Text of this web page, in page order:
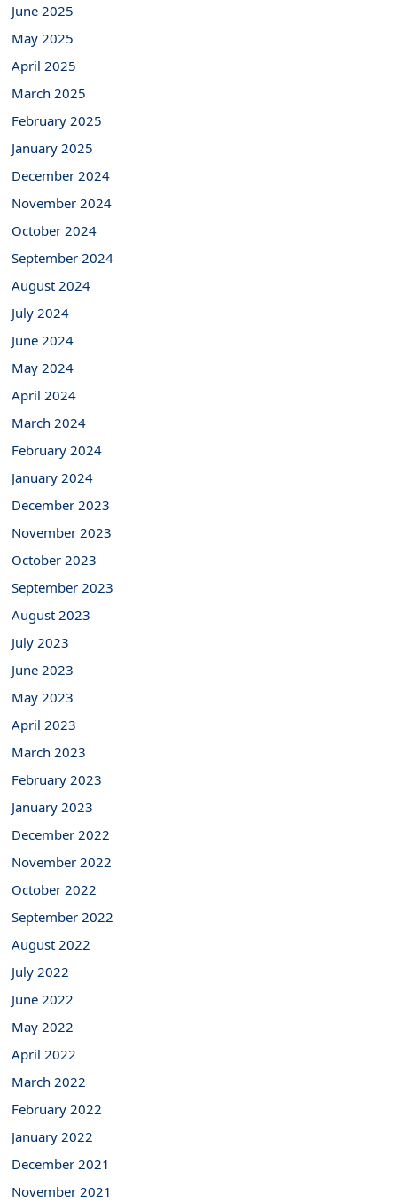
June 2025
May 2025
April 2025
March 2025
February 2025
January 2025
December 2024
November 2024
October 2024
September 2024
August 2024
July 2024
June 2024
May 2024
April 2024
March 2024
February 2024
January 2024
December 2023
November 2023
October 2023
September 2023
August 2023
July 2023
June 2023
May 2023
April 2023
March 2023
February 2023
January 2023
December 2022
November 2022
October 2022
September 2022
August 2022
July 2022
June 2022
May 2022
April 2022
March 2022
February 2022
January 2022
December 2021
November 2021